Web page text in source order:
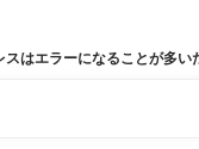
はエラーになることが多い